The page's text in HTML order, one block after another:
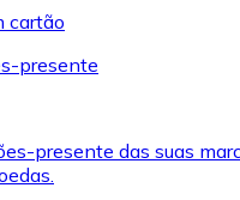
cartão
presente
presente das suas